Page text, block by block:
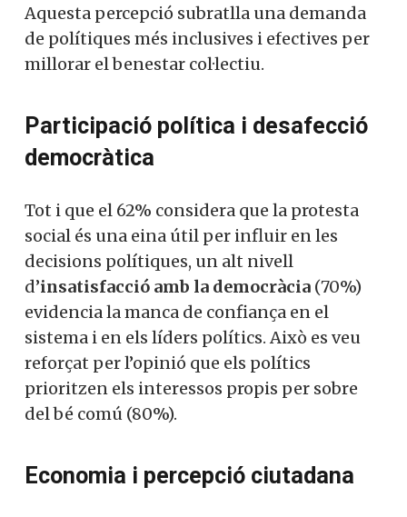
Aquesta percepció subratlla una demanda
de polítiques més inclusives i efectives per
millorar el benestar col·lectiu.
Participació política i desafecció
democràtica
Tot i que el 62% considera que la protesta
social és una eina útil per influir en les
decisions polítiques, un alt nivell
d’insatisfacció amb la democràcia (70%)
evidencia la manca de confiança en el
sistema i en els líders polítics. Això es veu
reforçat per l’opinió que els polítics
prioritzen els interessos propis per sobre
del bé comú (80%).
Economia i percepció ciutadana